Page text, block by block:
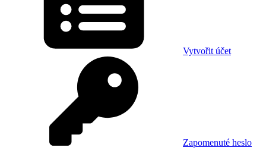
Vytvořit účet
Zapomenuté heslo